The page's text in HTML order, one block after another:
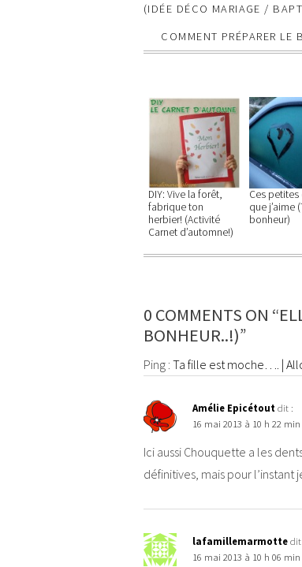
(IDÉE DÉCO MARIAGE /
COMMENT PRÉPARER LE
DIY: Vive la forêt,
fabrique ton
herbier! (Activité
Carnet d’automne!)
Ces
que j’aime
bonheur)
0 COMMENTS ON
BONHEUR..!)”
Ping : Ta fille est moche…. |
Amélie Epicétout dit :
16 mai 2013 à 10 h 22 min
Ici aussi Chouquette a les
définitives, mais pour l’instant
lafamillemarmottedit
16 mai 2013 à 10 h 06 min